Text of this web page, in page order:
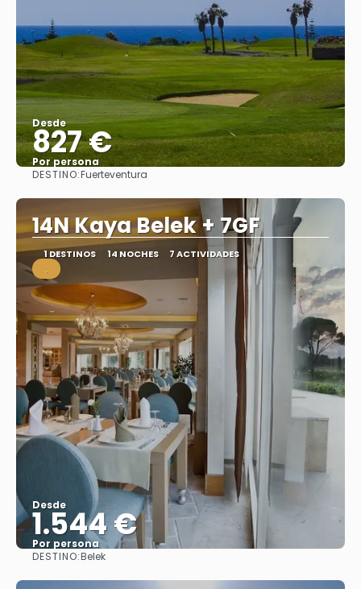
Desde
827 €
Por persona
DESTINO:Fuerteventura
14N Kaya Belek + 7GF
1 DESTINOS 14 NOCHES 7 ACTIVIDADES
.
Desde
1.544 €
Por persona
DESTINO:Belek